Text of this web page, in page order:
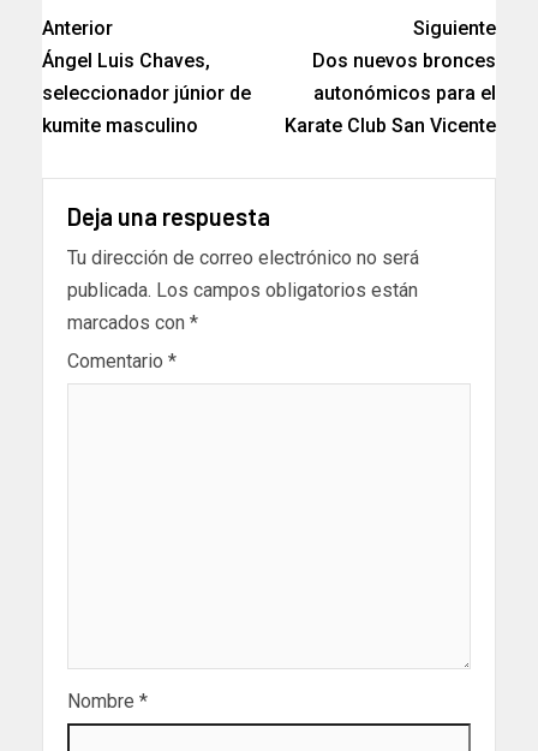
Anterior
Ángel Luis Chaves,
seleccionador júnior de
kumite masculino
Siguiente
Dos nuevos bronces
autonómicos para el
Karate Club San Vicente
Deja una respuesta
Tu dirección de correo electrónico no será
publicada. Los campos obligatorios están
marcados con *
Comentario *
Nombre *